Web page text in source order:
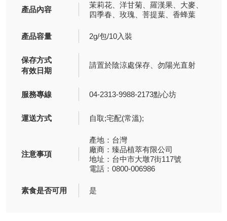
產品內容
茉莉花、洋甘菊、羅漢果、大麥、
四季春、玫瑰、菩提葉、香蜂葉
產品容量 2g/包/10入裝
保存方式
有效日期
請置於陰涼處保存、勿陽光直射
服務專線 04-2313-9988-2173點心坊
運送方式 自取;宅配(常溫);
注意事項
產地：台灣
廠商：臻品植萃有限公司
地址：台中市大墩7街117號
電話：0800-006986
素食是否可用 是